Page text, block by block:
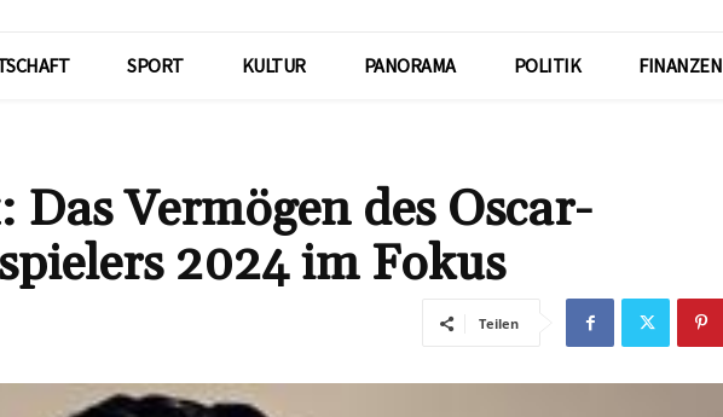
SPORT KULTUR PANORAMA POLITIK FINANZEN
Vermögen des Oscar-
2024 im Fokus
Teilen